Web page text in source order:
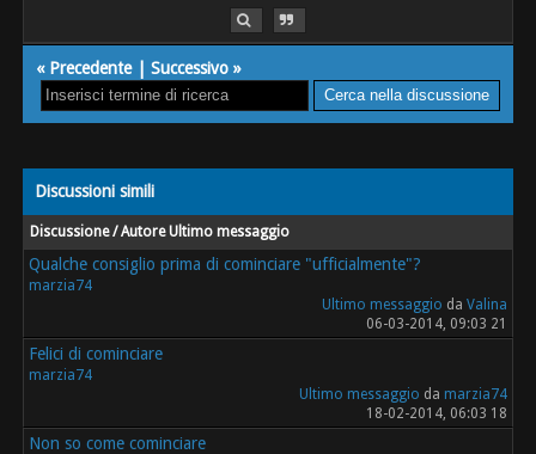
« Precedente|Successivo »
Discussioni simili
Discussione / Autore Ultimo messaggio
Qualche consiglio prima di cominciare "ufficialmente"?
marzia74
Ultimo messaggio da Valina
06-03-2014, 09:03 21
Felici di cominciare
marzia74
Ultimo messaggio da marzia74
18-02-2014, 06:03 18
Non so come cominciare